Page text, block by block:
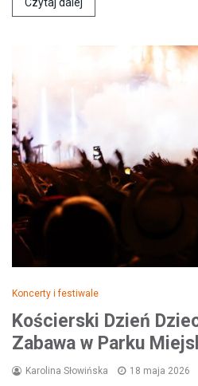
Koncerty i festiwale
Kościerski Dzień
Zabawa w Parku
Karolina Słowińska 18 maja 2026